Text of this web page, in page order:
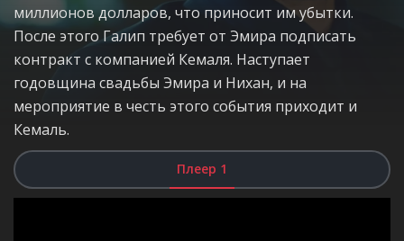
миллионов долларов, что приносит им убытки.
После этого Галип требует от Эмира подписать
контракт с компанией Кемаля. Наступает
годовщина свадьбы Эмира и Нихан, и на
мероприятие в честь этого события приходит и
Кемаль.
Плеер 1